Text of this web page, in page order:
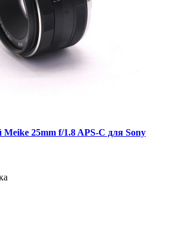
25mm f/1.8 APS-C для Sony